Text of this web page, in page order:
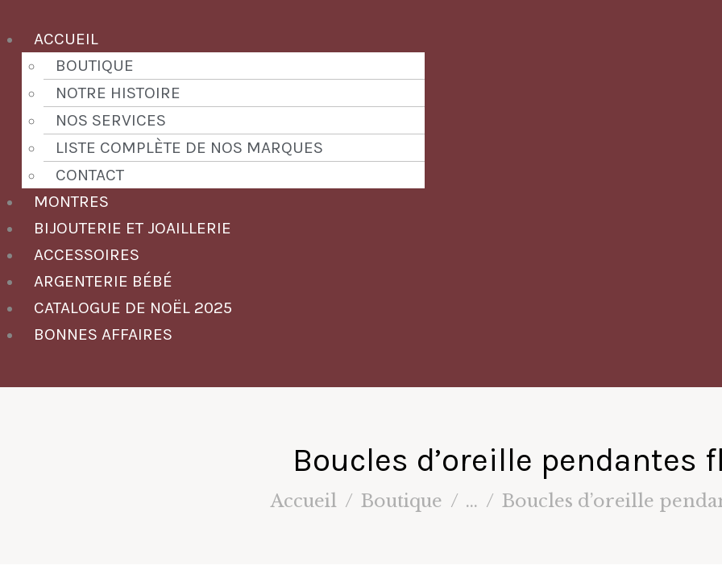
ACCUEIL
BOUTIQUE
NOTRE HISTOIRE
NOS SERVICES
LISTE COMPLÈTE DE NOS MARQUES
CONTACT
MONTRES
BIJOUTERIE ET JOAILLERIE
ACCESSOIRES
ARGENTERIE BÉBÉ
CATALOGUE DE NOËL 2025
BONNES AFFAIRES
Boucles d’oreille pendantes
Accueil Boutique ... Boucles d’oreille